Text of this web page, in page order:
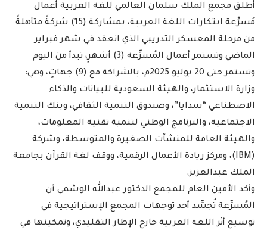
أطلق مجمع الملك سلمان العالمي للغة العربية أعمال
مُسرِّعة ابتكارات اللغة العربية، بمشاركة (15) شركةً متأهلةً
من مرحلة المعسكر التدريبي الذي انعقد في شهر فبراير
الماضي وتستمر أعمال المُسرِّعة (3) أشهرٍ، تبدأ من اليوم
وتستمر حتى 20 يوليو 2025م، بالشراكة مع (9) جهاتٍ، وهي:
وزارة الاستثمار، والهيئة السعودية للبيانات والذكاء
الاصطناعي “سدايا”، وصندوق التنمية الثقافي، وبنك التنمية
الاجتماعية، والبرنامج الوطني لتنمية تقنية المعلومات،
والهيئة العامة للمنشآت الصغيرة والمتوسطة، وشركة
(IBM)، ومركز ريادة الأعمال الرقمية، ووقف لغة القرآن بجامعة
الملك عبدالعزيز.
وأكد الأمين العام للمجمع الدكتور عبدالله الوشمي أن
المُسرِّعة تُجسِّد أحد توجهات المجمع الإستراتيجية في
توسيع أثر اللغة العربية خارج الإطار التقليدي، وتمكينها في